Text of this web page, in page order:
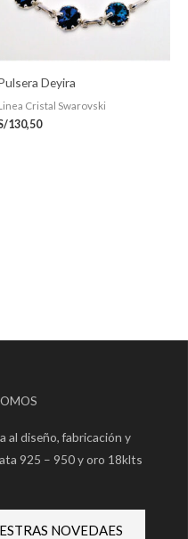
Deyira
Cristal Swarovski
130,50
al diseño, fabricación y
925 – 950 y oro 18klts
NOVEDAES